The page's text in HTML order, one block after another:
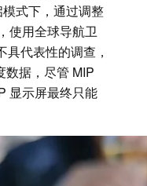
式下，通过调整
使用全球导航卫
代表性的调查，
数据，尽管 MIP
显示屏最终只能